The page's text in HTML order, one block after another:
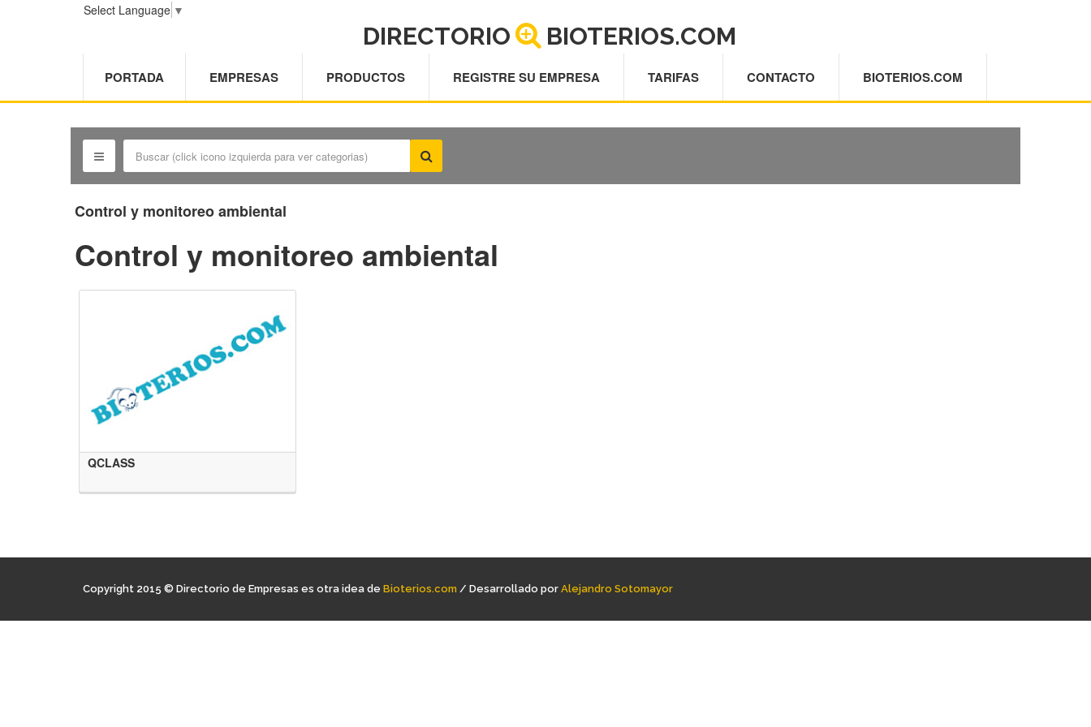
Select Language ▼
DIRECTORIO BIOTERIOS.COM
PORTADA EMPRESAS PRODUCTOS REGISTRE SU EMPRESA TARIFAS CONTACTO BIOTERIOS.COM
Control y monitoreo ambiental
Control y monitoreo ambiental
QCLASS
Copyright 2015 © Directorio de Empresas es otra idea de Bioterios.com / Desarrollado por Alejandro Sotomayor